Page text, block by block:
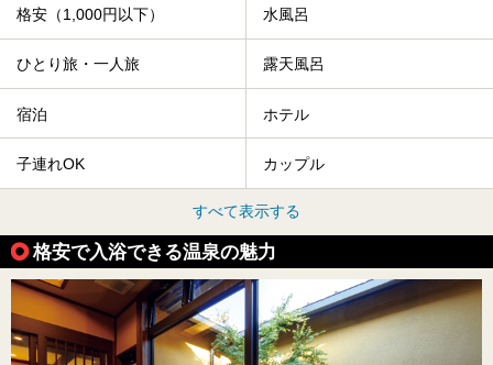
格安（1,000円以下） 水風呂
ひとり旅・一人旅 露天風呂
宿泊 ホテル
子連れOK カップル
すべて表示する
格安で入浴できる温泉の魅力